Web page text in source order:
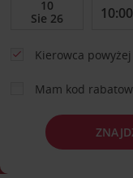
Kierowca
Mam kod